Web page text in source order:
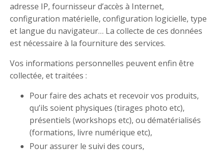
adresse IP, fournisseur d’accès à Internet,
configuration matérielle, configuration logicielle, type
et langue du navigateur… La collecte de ces données
est nécessaire à la fourniture des services.
Vos informations personnelles peuvent enfin être
collectée, et traitées :
Pour faire des achats et recevoir vos produits,
qu’ils soient physiques (tirages photo etc),
présentiels (workshops etc), ou dématérialisés
(formations, livre numérique etc),
Pour assurer le suivi des cours,